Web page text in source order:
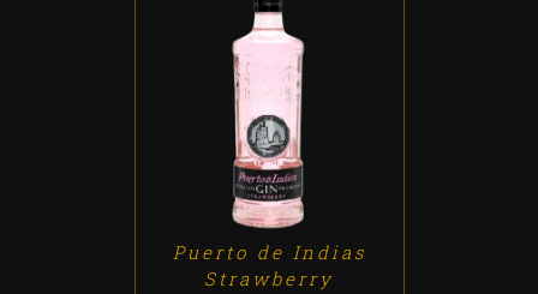
ADD TO CART
Puerto de Indias
Strawberry